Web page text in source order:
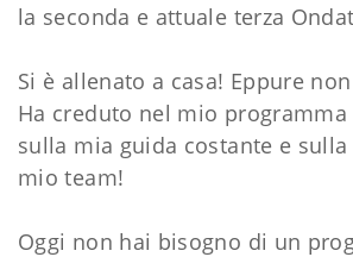
la seconda e attuale terza
Si è allenato a casa! Eppure
Ha creduto nel mio
sulla mia guida costante e sulla
mio team!
Oggi non hai bisogno di un